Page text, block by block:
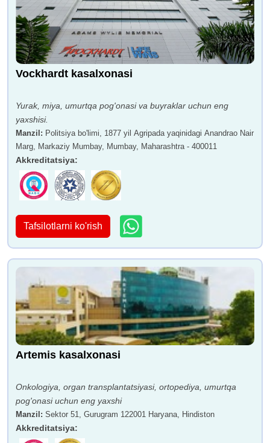
Vockhardt kasalxonasi
Yurak, miya, umurtqa pog'onasi va buyraklar uchun eng
yaxshisi.
Manzil : Politsiya bo'limi, 1877 yil Agripada yaqinidagi Anandrao Nair
Marg, Markaziy Mumbay, Mumbay, Maharashtra - 400011
Akkreditatsiya:
Tafsilotlarni ko'rish
Artemis kasalxonasi
Onkologiya, organ transplantatsiyasi, ortopediya, umurtqa
pog'onasi uchun eng yaxshi
Manzil : Sektor 51, Gurugram 122001 Haryana, Hindiston
Akkreditatsiya: